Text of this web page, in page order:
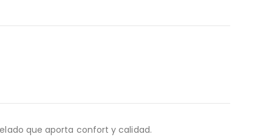
que aporta confort y calidad.